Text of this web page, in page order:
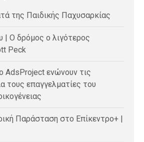
της Παιδικής Παχυσαρκίας
| Ο δρόμος ο λιγότερος
Peck
AdsProject ενώνουν τις
τους επαγγελματίες του
Παράσταση στο Επίκεντρο+ |